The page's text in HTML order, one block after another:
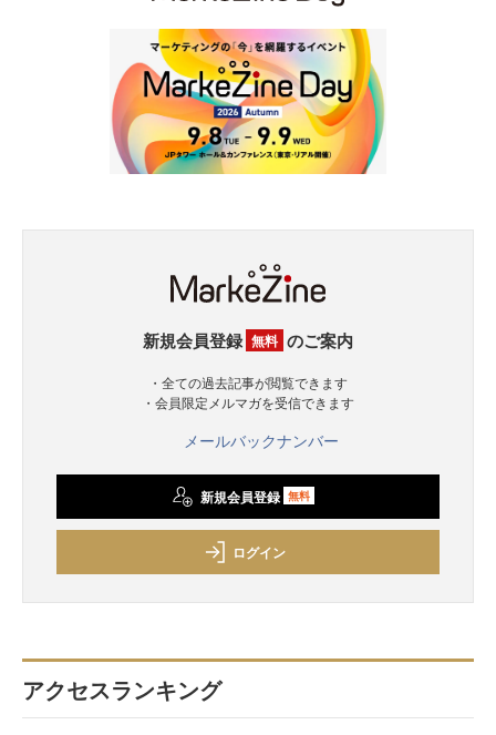
新規会員登録 無料 のご案内
・全ての過去記事が閲覧できます
・会員限定メルマガを受信できます
メールバックナンバー
新規会員登録 無料
ログイン
アクセスランキング